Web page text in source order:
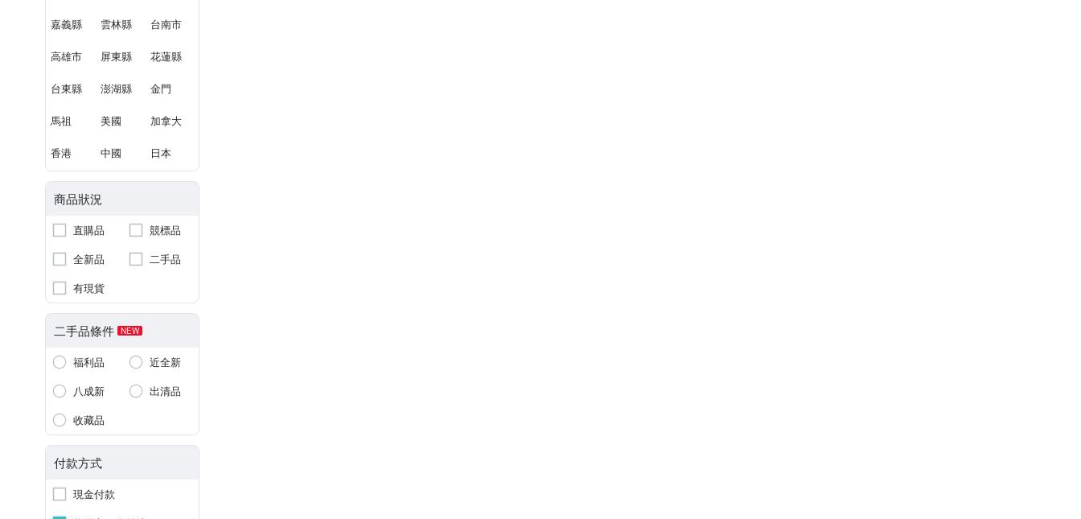
嘉義縣 雲林縣 台南市
高雄市 屏東縣 花蓮縣
台東縣 澎湖縣 金門
馬祖 美國 加拿大
香港 中國 日本
商品狀況
直購品
競標品
全新品
二手品
有現貨
二手品條件 NEW
福利品
近全新
八成新
出清品
收藏品
付款方式
現金付款